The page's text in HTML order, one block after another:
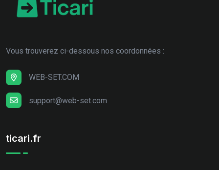
Vous trouverez ci-dessous nos coordonnées :
WEB-SET.COM
support@web-set.com
ticari.fr